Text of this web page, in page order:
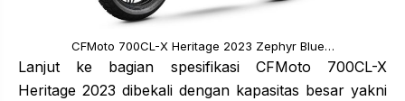
CFMoto 700CL-X Heritage 2023 Zephyr Blue…
Lanjut ke bagian spesifikasi CFMoto 700CL-X
Heritage 2023 dibekali dengan kapasitas besar yakni